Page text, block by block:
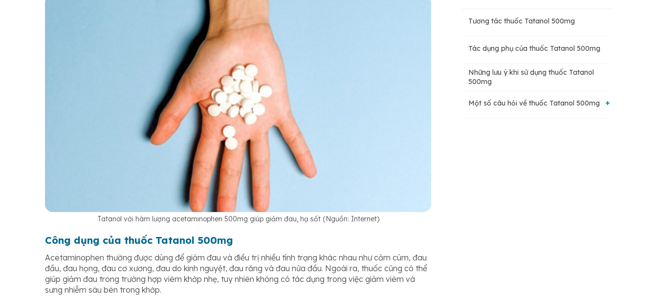
Tatanol với hàm lượng acetaminophen 500mg giúp giảm đau, hạ sốt (Nguồn: Internet)
Công dụng của thuốc Tatanol 500mg
Acetaminophen thường được dùng để giảm đau và điều trị nhiều tình trạng khác nhau như cảm cúm, đau
đầu, đau họng, đau cơ xương, đau do kinh nguyệt, đau răng và đau nửa đầu. Ngoài ra, thuốc cũng có thể
giúp giảm đau trong trường hợp viêm khớp nhẹ, tuy nhiên không có tác dụng trong việc giảm viêm và
sưng nhiễm sâu bên trong khớp.
Tương tác thuốc Tatanol 500mg
Tác dụng phụ của thuốc Tatanol 500mg
Những lưu ý khi sử dụng thuốc Tatanol
500mg
Một số câu hỏi về thuốc Tatanol 500mg